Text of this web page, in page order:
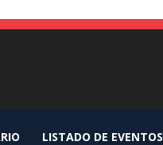
LISTADO DE EVENTOS